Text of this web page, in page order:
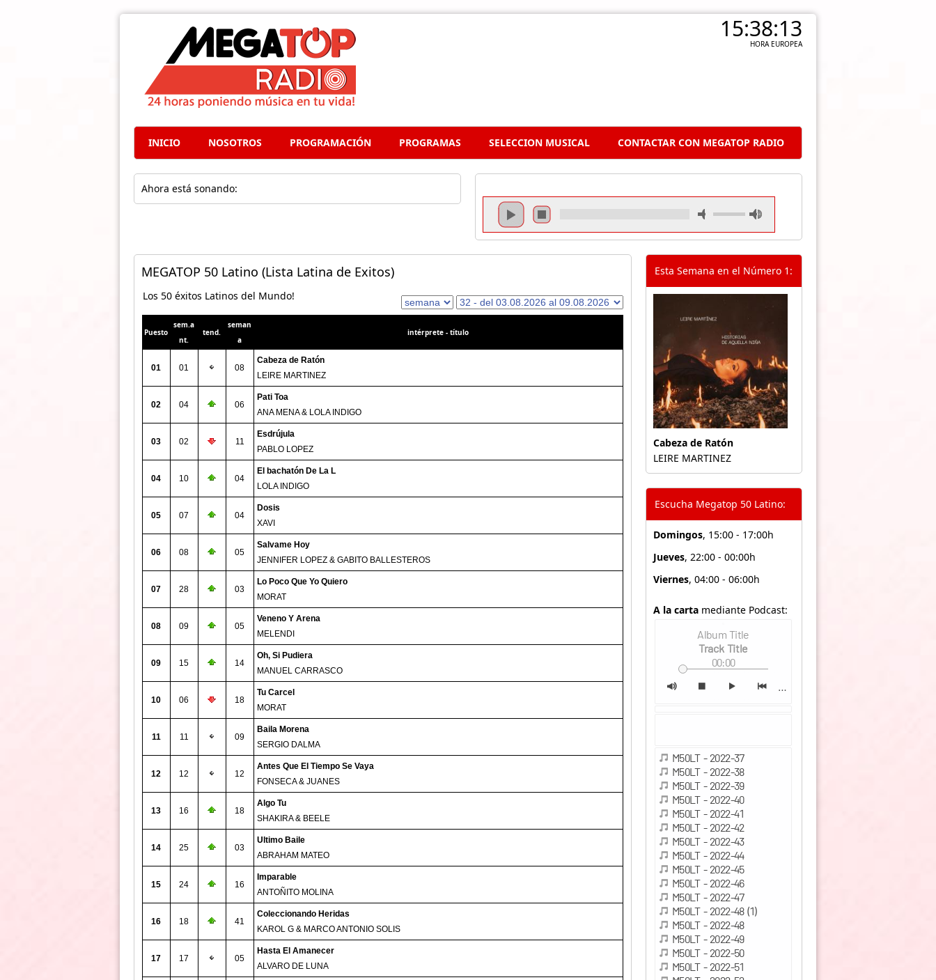
15:38:14
HORA EUROPEA
INICIO NOSOTROS PROGRAMACIÓN PROGRAMAS SELECCION MUSICAL CONTACTAR CON MEGATOP RADIO
Ahora está sonando:
MEGATOP 50 Latino (Lista Latina de Exitos)
Los 50 éxitos Latinos del Mundo!
Puesto
sem.a
nt.
tend.
seman
a
intérprete - título
01 01 08
Cabeza de Ratón
LEIRE MARTINEZ
02 04 06
Pati Toa
ANA MENA & LOLA INDIGO
03 02 11
Esdrújula
PABLO LOPEZ
04 10 04
El bachatón De La L
LOLA INDIGO
05 07 04
Dosis
XAVI
06 08 05
Salvame Hoy
JENNIFER LOPEZ & GABITO BALLESTEROS
07 28 03
Lo Poco Que Yo Quiero
MORAT
08 09 05
Veneno Y Arena
MELENDI
09 15 14
Oh, Si Pudiera
MANUEL CARRASCO
10 06 18
Tu Carcel
MORAT
11 11 09
Baila Morena
SERGIO DALMA
12 12 12
Antes Que El Tiempo Se Vaya
FONSECA & JUANES
13 16 18
Algo Tu
SHAKIRA & BEELE
14 25 03
Ultimo Baile
ABRAHAM MATEO
15 24 16
Imparable
ANTOÑITO MOLINA
16 18 41
Coleccionando Heridas
KAROL G & MARCO ANTONIO SOLIS
17 17 05
Hasta El Amanecer
ALVARO DE LUNA
Esta Semana en el Número 1:
Cabeza de Ratón
LEIRE MARTINEZ
Escucha Megatop 50 Latino:
Domingos, 15:00 - 17:00h
Jueves, 22:00 - 00:00h
Viernes, 04:00 - 06:00h
A la cartamediante Podcast: